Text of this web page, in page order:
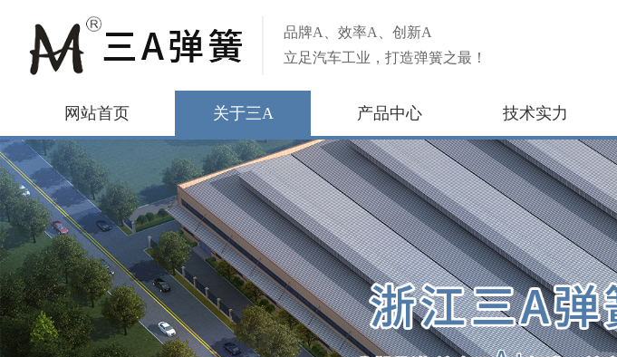
品牌A、效率A、创新A
立足汽车工业，打造弹簧之最！
网站首页 关于三A 产品中心 技术实力